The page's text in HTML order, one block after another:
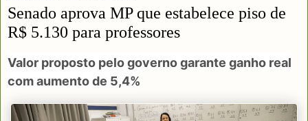
Senado aprova MP que estabelece piso de
R$ 5.130 para professores
Valor proposto pelo governo garante ganho real
com aumento de 5,4%